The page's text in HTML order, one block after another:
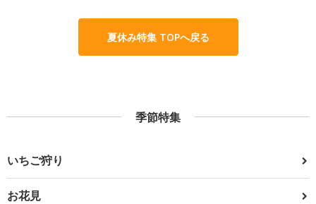
夏休み特集 TOPへ戻る
季節特集
いちご狩り
お花見